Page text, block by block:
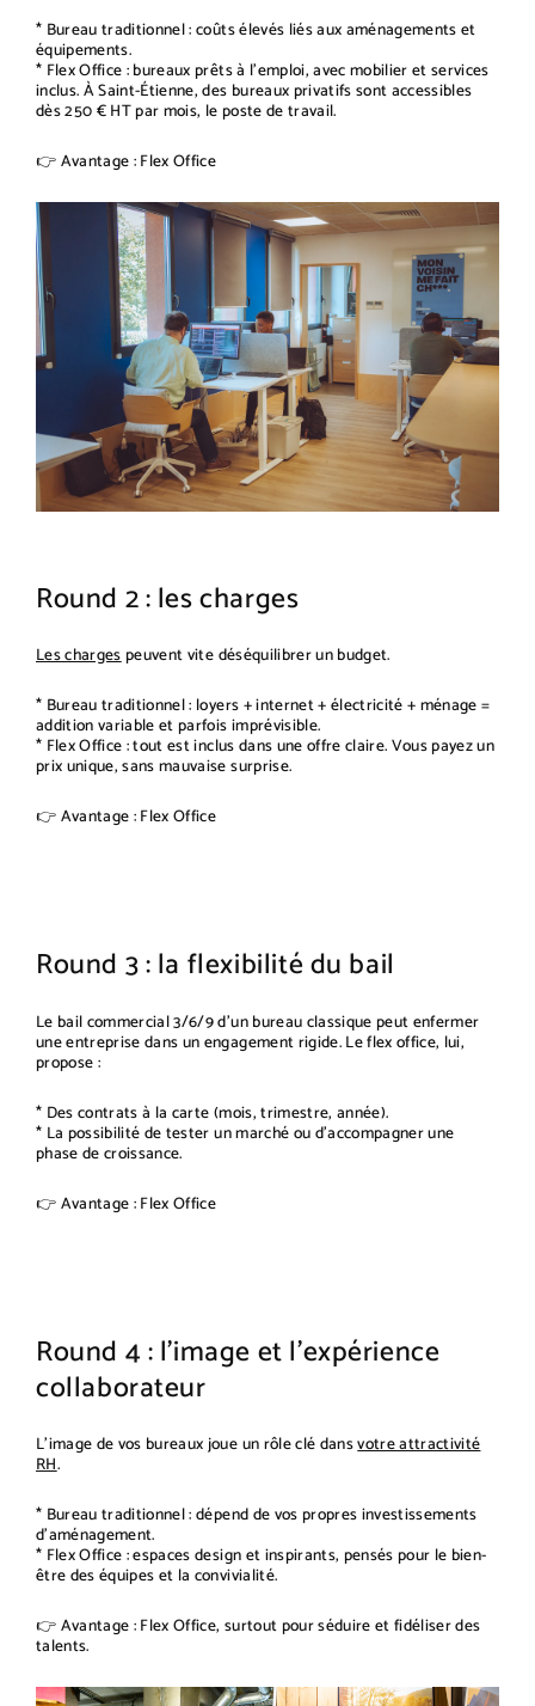
* Bureau traditionnel : coûts élevés liés aux aménagements et
équipements.
* Flex Office : bureaux prêts à l’emploi, avec mobilier et services
inclus. À Saint-Étienne, des bureaux privatifs sont accessibles
dès 250 € HT par mois, le poste de travail.
👉 Avantage : Flex Office
Round 2 : les charges
Les chargespeuvent vite déséquilibrer un budget.
* Bureau traditionnel : loyers + internet + électricité + ménage =
addition variable et parfois imprévisible.
* Flex Office : tout est inclus dans une offre claire. Vous payez un
prix unique, sans mauvaise surprise.
👉 Avantage : Flex Office
Round 3 : la flexibilité du bail
Le bail commercial 3/6/9 d’un bureau classique peut enfermer
une entreprise dans un engagement rigide. Le flex office, lui,
propose :
* Des contrats à la carte (mois, trimestre, année).
* La possibilité de tester un marché ou d’accompagner une
phase de croissance.
👉 Avantage : Flex Office
Round 4 : l’image et l’expérience
collaborateur
L’image de vos bureaux joue un rôle clé dansvotre attractivité
RH.
* Bureau traditionnel : dépend de vos propres investissements
d’aménagement.
* Flex Office : espaces design et inspirants, pensés pour le bien-
être des équipes et la convivialité.
👉 Avantage : Flex Office, surtout pour séduire et fidéliser des
talents.